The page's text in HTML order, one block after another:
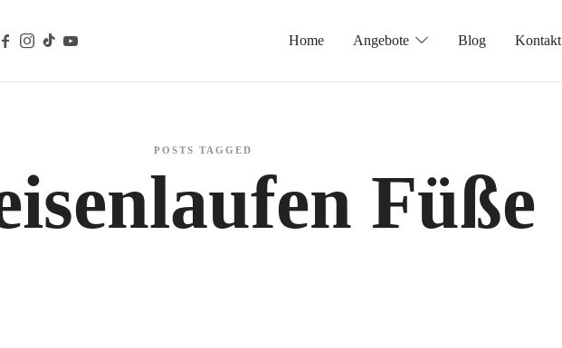
Home Angebote Blog Kontakt
POSTS TAGGED
Füße